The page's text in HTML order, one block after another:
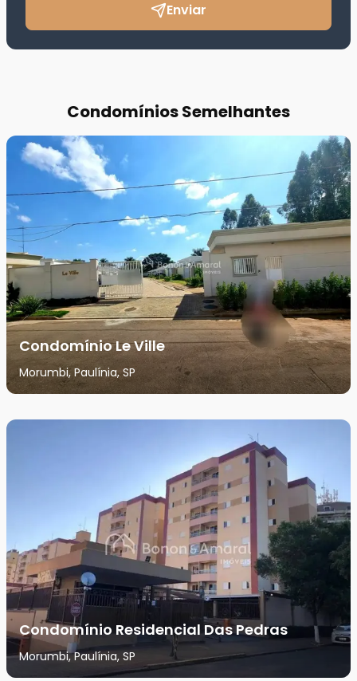
Enviar
Condomínios Semelhantes
Condomínio Le Ville
Morumbi, Paulínia, SP
Condomínio Residencial Das Pedras
Morumbi, Paulínia, SP